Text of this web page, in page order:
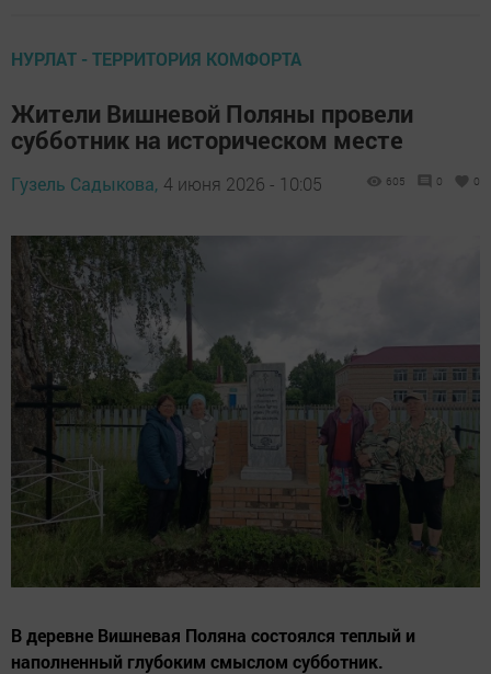
НУРЛАТ - ТЕРРИТОРИЯ КОМФОРТА
Жители Вишневой Поляны провели
субботник на историческом месте
Гузель Садыкова, 4 июня 2026 - 10:05 605 0 0
В деревне Вишневая Поляна состоялся теплый и
наполненный глубоким смыслом субботник.